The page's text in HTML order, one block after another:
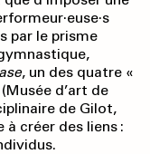
par le prisme
, un des quatre «
d’art de
de Gilot,
créer des liens :